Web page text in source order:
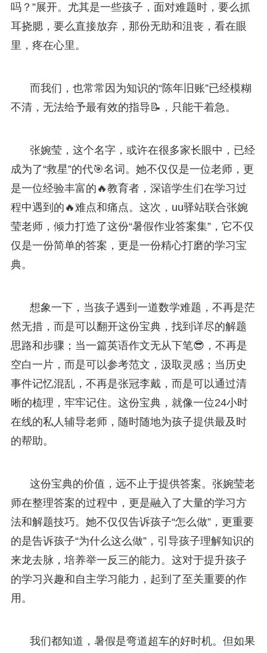
吗？”展开。尤其是一些孩子，面对难题时，要么抓
耳挠腮，要么直接放弃，那份无助和沮丧，看在眼
里，疼在心里。
而我们，也常常因为知识的“陈年旧账”已经模糊
不清，无法给予最有效的指导📝，只能干着急。
张婉莹，这个名字，或许在很多家长眼中，已经
成为了“救星”的代🎯名词。她不仅仅是一位老师，更
是一位经验丰富的🔥教育者，深谙学生们在学习过
程中遇到的🔥难点和痛点。这次，uu驿站联合张婉
莹老师，倾力打造了这份“暑假作业答案集”，它不仅
仅是一份简单的答案，更是一份精心打磨的学习宝
典。
想象一下，当孩子遇到一道数学难题，不再是茫
然无措，而是可以翻开这份宝典，找到详尽的解题
思路和步骤；当一篇英语作文无从下笔😎，不再是
空白一片，而是可以参考范文，汲取灵感；当历史
事件记忆混乱，不再是张冠李戴，而是可以通过清
晰的梳理，牢牢记住。这份宝典，就像一位24小时
在线的私人辅导老师，随时随地为孩子提供最及时
的帮助。
这份宝典的价值，远不止于提供答案。张婉莹老
师在整理答案的过程中，更是融入了大量的学习方
法和解题技巧。她不仅仅告诉孩子“怎么做”，更重要
的是告诉孩子“为什么这么做”，引导孩子理解知识的
来龙去脉，培养举一反三的能力。这对于提升孩子
的学习兴趣和自主学习能力，起到了至关重要的作
用。
我们都知道，暑假是弯道超车的好时机。但如果